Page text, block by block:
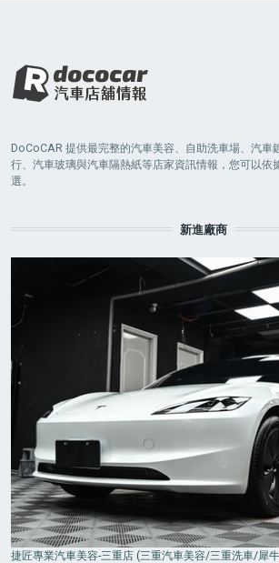
DoCoCAR 提供最完整的汽車美容、自助洗車場、汽車
行、汽車玻璃與汽車隔熱紙等店家資訊情報，您可以依
選。
新進廠商
捷匠專業汽車美容-三重店 (三重汽車美容/三重洗車/犀